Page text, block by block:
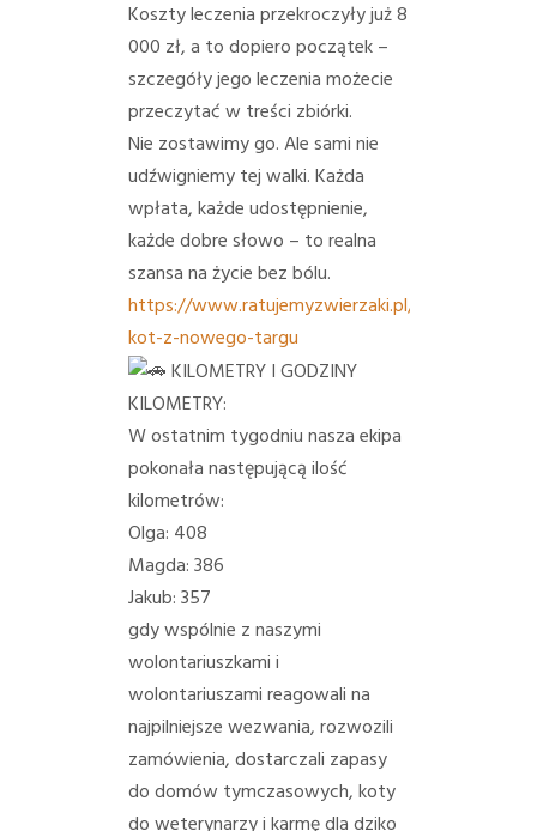
Koszty leczenia przekroczyły już 8
000 zł, a to dopiero początek –
szczegóły jego leczenia możecie
przeczytać w treści zbiórki.
Nie zostawimy go. Ale sami nie
udźwigniemy tej walki. Każda
wpłata, każde udostępnienie,
każde dobre słowo – to realna
szansa na życie bez bólu.
https://www.ratujemyzwierzaki.pl/snl-
kot-z-nowego-targu
KILOMETRY I GODZINY
KILOMETRY:
W ostatnim tygodniu nasza ekipa
pokonała następującą ilość
kilometrów:
Olga: 408
Magda: 386
Jakub: 357
gdy wspólnie z naszymi
wolontariuszkami i
wolontariuszami reagowali na
najpilniejsze wezwania, rozwozili
zamówienia, dostarczali zapasy
do domów tymczasowych, koty
do weterynarzy i karmę dla dziko